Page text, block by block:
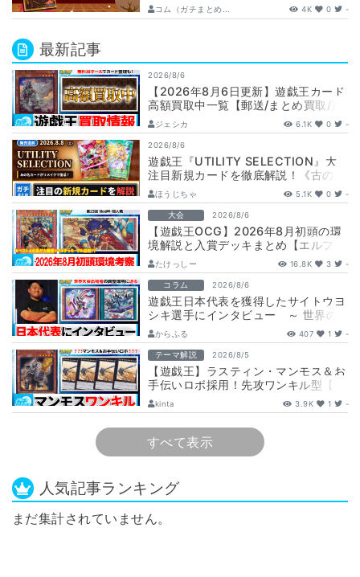
コム（ガチまとめ... 4K 0 -
最新記事
2026/8/6
【2026年8月6日更新】遊戯王カード
高額買取中一覧【郵送/まとめ買取/買
取表/相場/レリーフ】
ジェシカ 6.1K 0 -
2026/8/6
遊戯王『UTILITY SELECTION』大
注目新規カードを徹底解説！《古の秘
儀/聖なる心のバリア －マイン…
ほうじちゃ 5.1K 0 -
大会 2026/8/6
【遊戯王OCG】2026年8月初頭の環
境解説と入賞デッキまとめ【エルフェ
ンノーツ/トゥーン/キラーチューン/
ウ…
たけっしー 16.8K 3 -
コラム 2026/8/6
遊戯王日本代表を獲得したサイトウヨ
シキ選手にインタビュー ～ 世界の
舞台へ挑む、サイトウ選手の軌跡と決
意 ～
からふる 407 1 -
テーマ解説 2026/8/5
【遊戯王】ラスティン・マンモス＆お
手伝いロボ採用！先攻ワンキル型【列
車】デッキ解説と展開
kinta 3.9K 1 -
すべて表示
人気記事ランキング
まだ集計されていません。